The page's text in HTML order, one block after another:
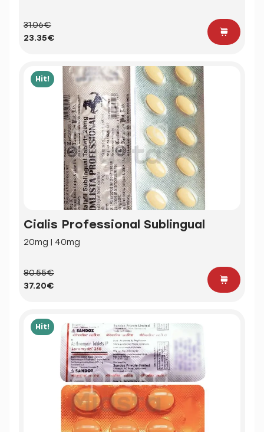
31.06€
23.35€
Hit!
Cialis Professional Sublingual
20mg | 40mg
80.55€
37.20€
Hit!